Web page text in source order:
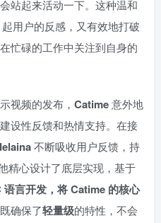
站起来活动一下。这种温和
用户的反感，又有效地打破
忙碌的工作中关注到自身的
视频的发布， Catime意外地
设性反馈和热情支持。在接
不断吸收用户反馈，持
精心设计了底层实现，基于
言开发，将 Catime 的核心
既确保了轻量级的特性，不会